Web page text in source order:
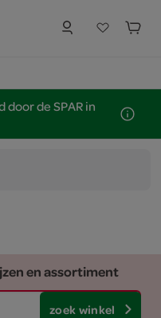
de SPAR in
en assortiment
zoek winkel